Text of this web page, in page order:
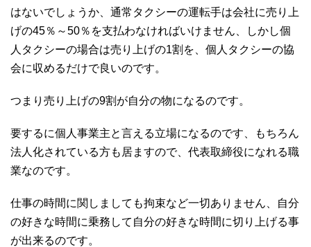
はないでしょうか、通常タクシーの運転手は会社に売り上
げの45％～50％を支払わなければいけません、しかし個
人タクシーの場合は売り上げの1割を、個人タクシーの協
会に収めるだけで良いのです。
つまり売り上げの9割が自分の物になるのです。
要するに個人事業主と言える立場になるのです、もちろん
法人化されている方も居ますので、代表取締役になれる職
業なのです。
仕事の時間に関しましても拘束など一切ありません、自分
の好きな時間に乗務して自分の好きな時間に切り上げる事
が出来るのです。